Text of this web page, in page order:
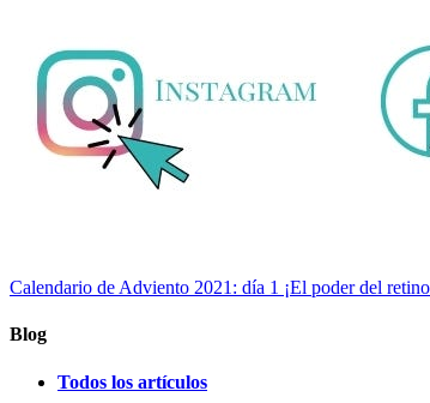
Calendario de Adviento 2021: día 1 ¡El poder del
Blog
Todos los artículos